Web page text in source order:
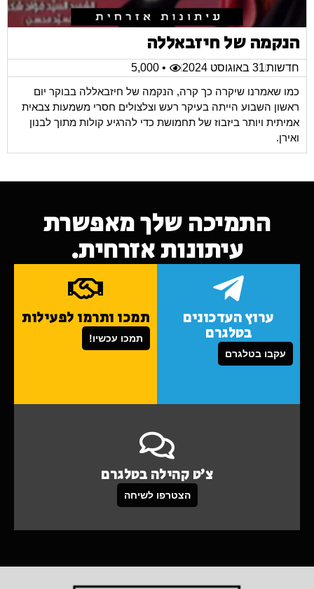
הנקמה של חיזבאללה
חדשות31 באוגוסט 2024
• 5,000
כמו שאמרנו שיקרה כך קרה, הנקמה של חיזבאללה בבוקר יום
ראשון השבוע הייתה בעיקר רעש וצלצולים חסרי משמעות צבאית
אמיתית ויותר ביזבוז של תחמושת כדי להרגיע קולות מתוך לבנון
ואירן.
התמיכה שלך מאפשרת
עיתונות אזרחית.
ערוץ העדכונים
בטלגרם
עקבו בטלגרם
תמכו ותרמו לפעילות
תמכו עכשיו!
צ'ט קהילה בטלגרם
הצטרפו לשיחה